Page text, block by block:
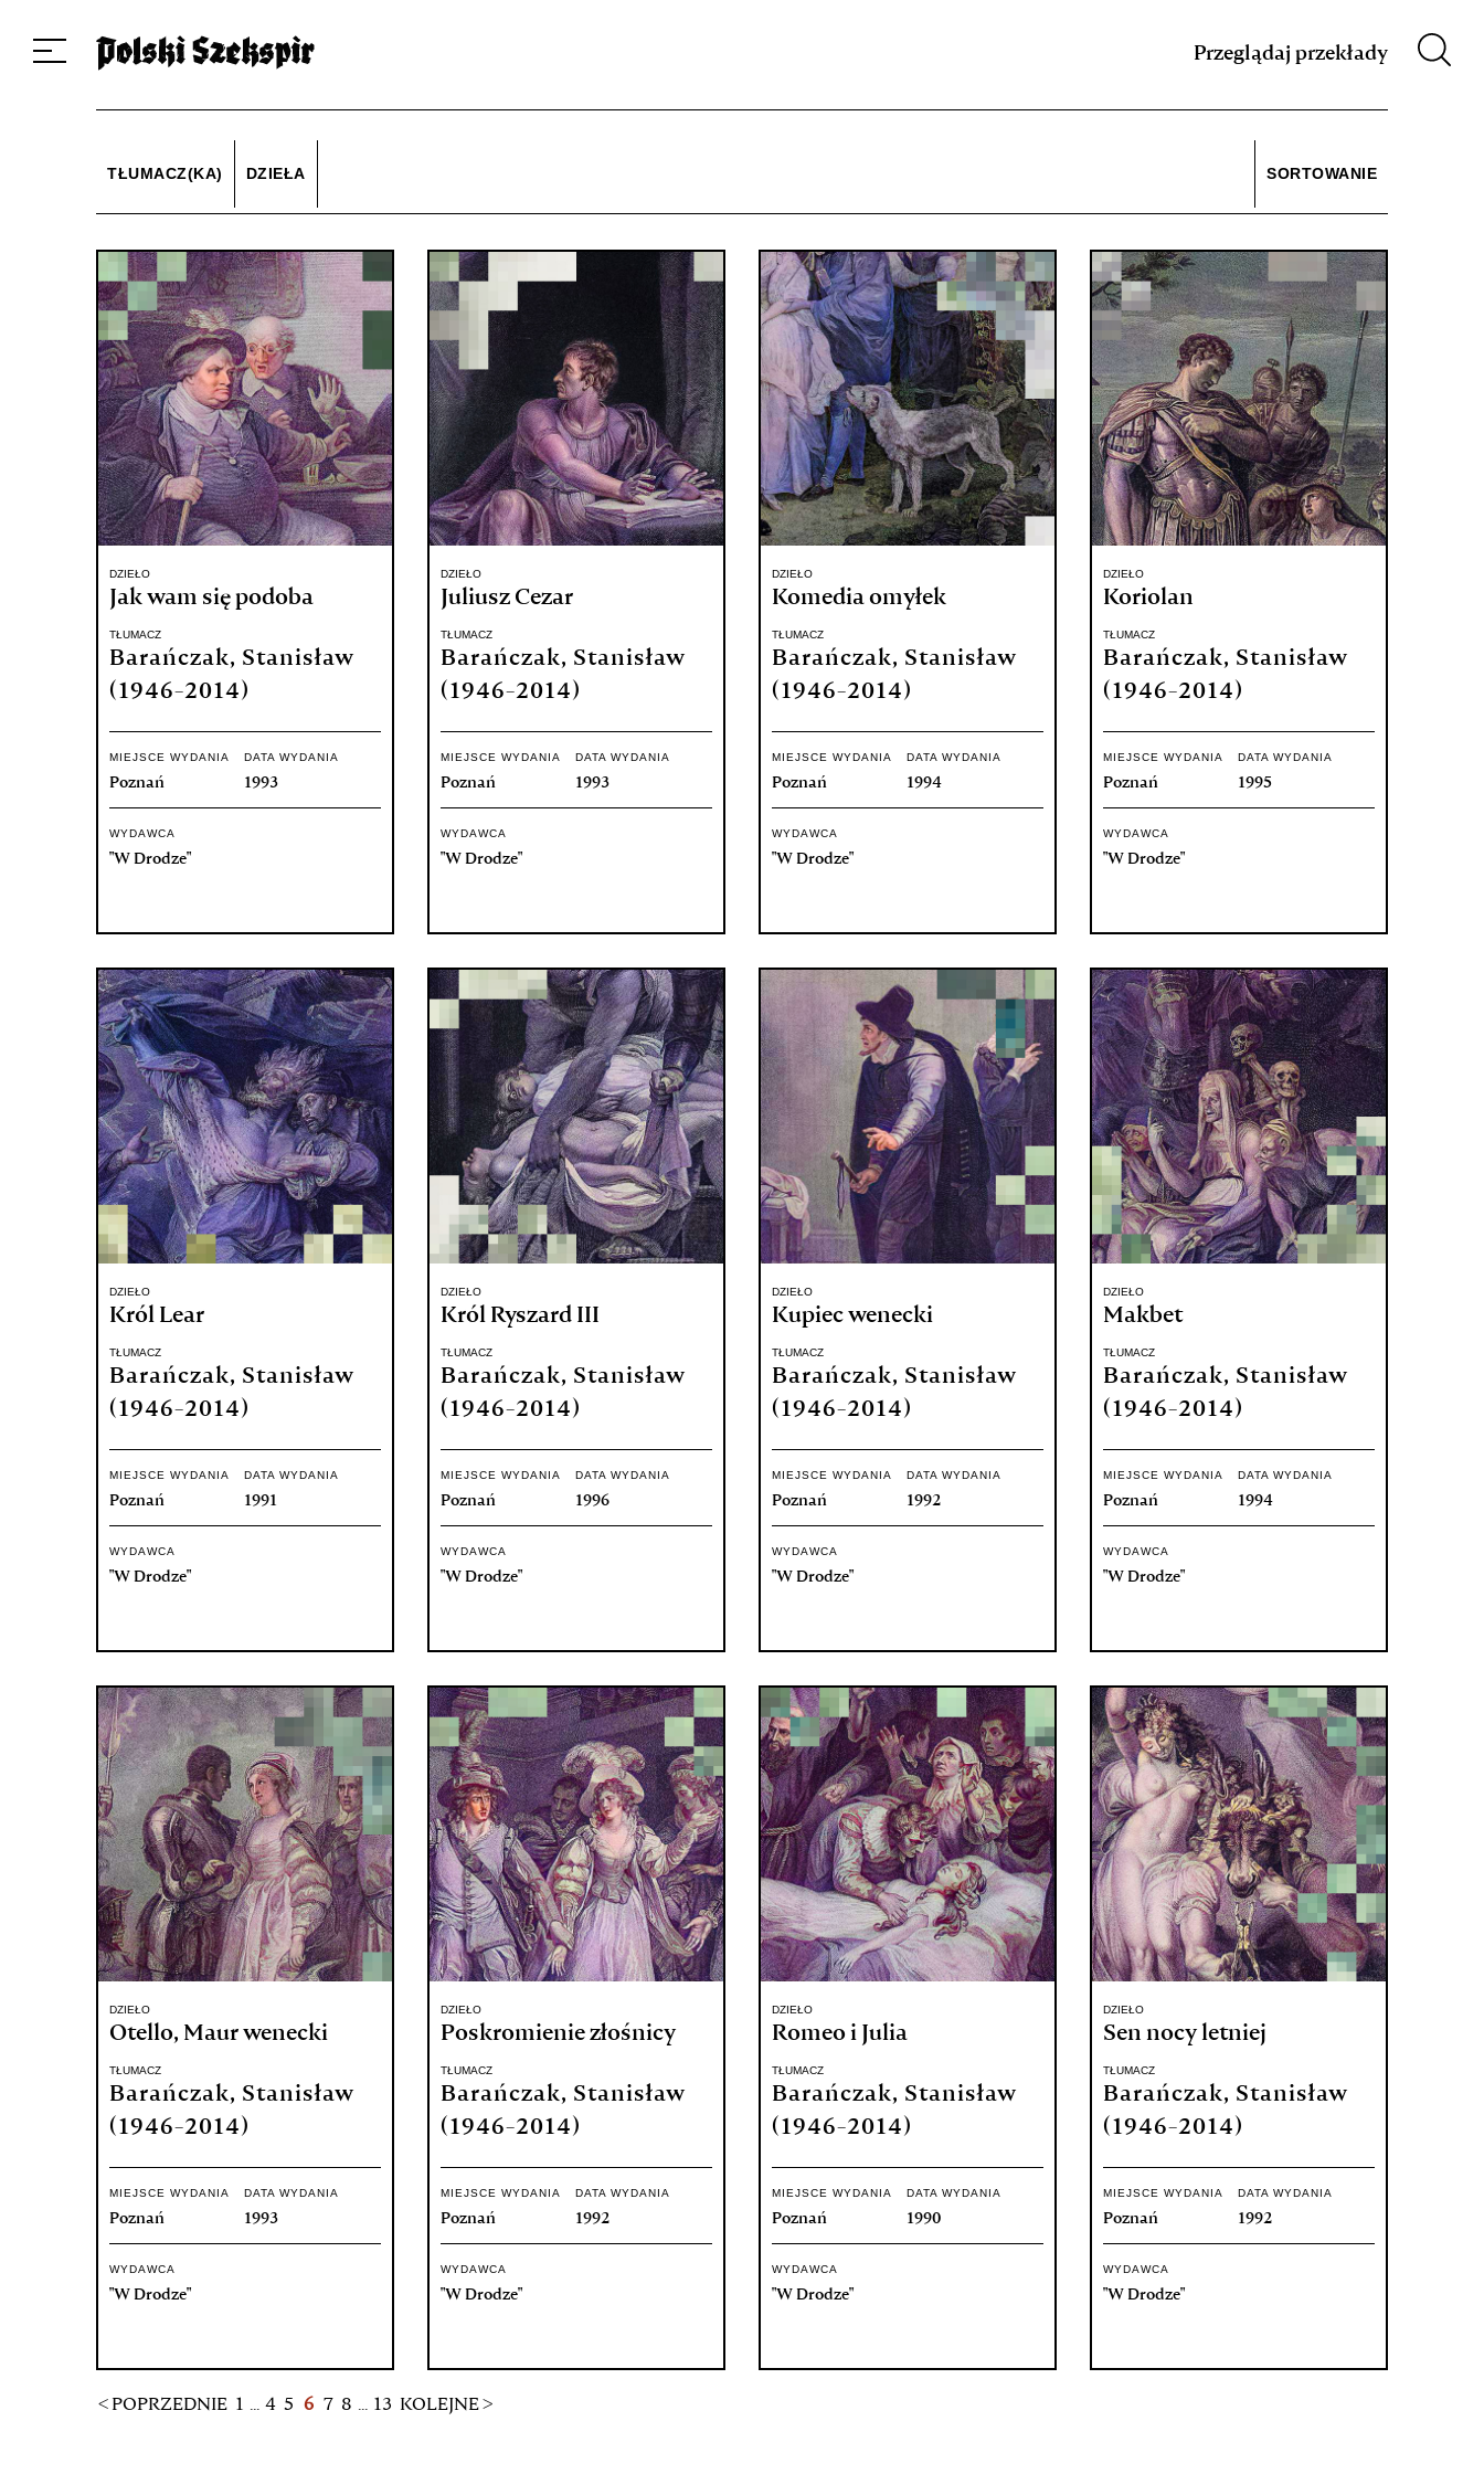
Przeglądaj przekłady
TŁUMACZ(KA) DZIEŁA SORTOWANIE
DZIEŁO
Jak wam się podoba
TŁUMACZ
Barańczak, Stanisław
(1946-2014)
MIEJSCE WYDANIA
Poznań
DATA WYDANIA
1993
WYDAWCA
"W Drodze"
DZIEŁO
Juliusz Cezar
TŁUMACZ
Barańczak, Stanisław
(1946-2014)
MIEJSCE WYDANIA
Poznań
DATA WYDANIA
1993
WYDAWCA
"W Drodze"
DZIEŁO
Komedia omyłek
TŁUMACZ
Barańczak, Stanisław
(1946-2014)
MIEJSCE WYDANIA
Poznań
DATA WYDANIA
1994
WYDAWCA
"W Drodze"
DZIEŁO
Koriolan
TŁUMACZ
Barańczak, Stanisław
(1946-2014)
MIEJSCE WYDANIA
Poznań
DATA WYDANIA
1995
WYDAWCA
"W Drodze"
DZIEŁO
Król Lear
TŁUMACZ
Barańczak, Stanisław
(1946-2014)
MIEJSCE WYDANIA
Poznań
DATA WYDANIA
1991
WYDAWCA
"W Drodze"
DZIEŁO
Król Ryszard III
TŁUMACZ
Barańczak, Stanisław
(1946-2014)
MIEJSCE WYDANIA
Poznań
DATA WYDANIA
1996
WYDAWCA
"W Drodze"
DZIEŁO
Kupiec wenecki
TŁUMACZ
Barańczak, Stanisław
(1946-2014)
MIEJSCE WYDANIA
Poznań
DATA WYDANIA
1992
WYDAWCA
"W Drodze"
DZIEŁO
Makbet
TŁUMACZ
Barańczak, Stanisław
(1946-2014)
MIEJSCE WYDANIA
Poznań
DATA WYDANIA
1994
WYDAWCA
"W Drodze"
DZIEŁO
Otello, Maur wenecki
TŁUMACZ
Barańczak, Stanisław
(1946-2014)
MIEJSCE WYDANIA
Poznań
DATA WYDANIA
1993
WYDAWCA
"W Drodze"
DZIEŁO
Poskromienie złośnicy
TŁUMACZ
Barańczak, Stanisław
(1946-2014)
MIEJSCE WYDANIA
Poznań
DATA WYDANIA
1992
WYDAWCA
"W Drodze"
DZIEŁO
Romeo i Julia
TŁUMACZ
Barańczak, Stanisław
(1946-2014)
MIEJSCE WYDANIA
Poznań
DATA WYDANIA
1990
WYDAWCA
"W Drodze"
DZIEŁO
Sen nocy letniej
TŁUMACZ
Barańczak, Stanisław
(1946-2014)
MIEJSCE WYDANIA
Poznań
DATA WYDANIA
1992
WYDAWCA
"W Drodze"
< POPRZEDNIE 1 ... 4 5 6 7 8 ... 13 KOLEJNE >